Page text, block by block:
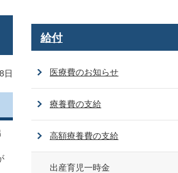
日
給付
医療費のお知らせ
療養費の支給
高額療養費の支給
出産育児一時金